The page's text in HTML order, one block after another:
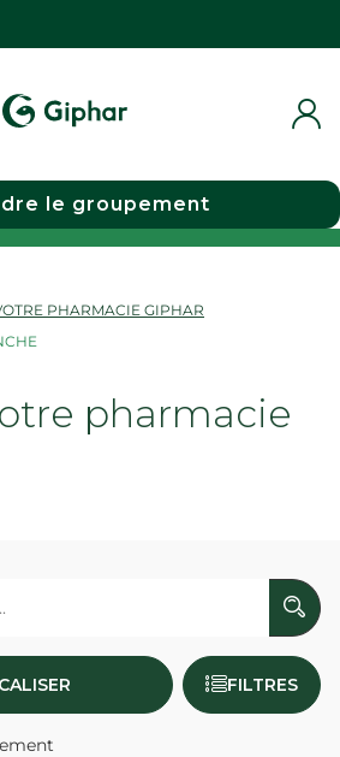
le groupement
PHARMACIE GIPHAR
pharmacie
FILTRES